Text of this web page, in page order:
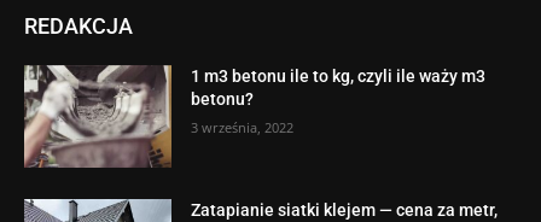
REDAKCJA
1 m3 betonu ile to kg, czyli ile waży m3
betonu?
3 września, 2022
Zatapianie siatki klejem — cena za metr,